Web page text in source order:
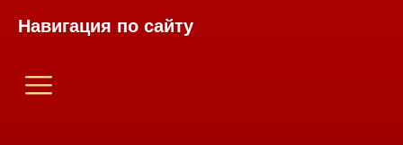
Навигация по сайту